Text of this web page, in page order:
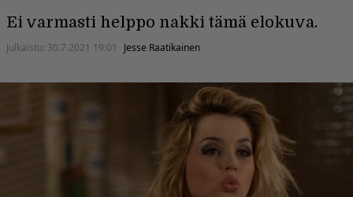
Ei varmasti helppo nakki tämä elokuva.
Julkaistu: 30.7.2021 19:01 Jesse Raatikainen